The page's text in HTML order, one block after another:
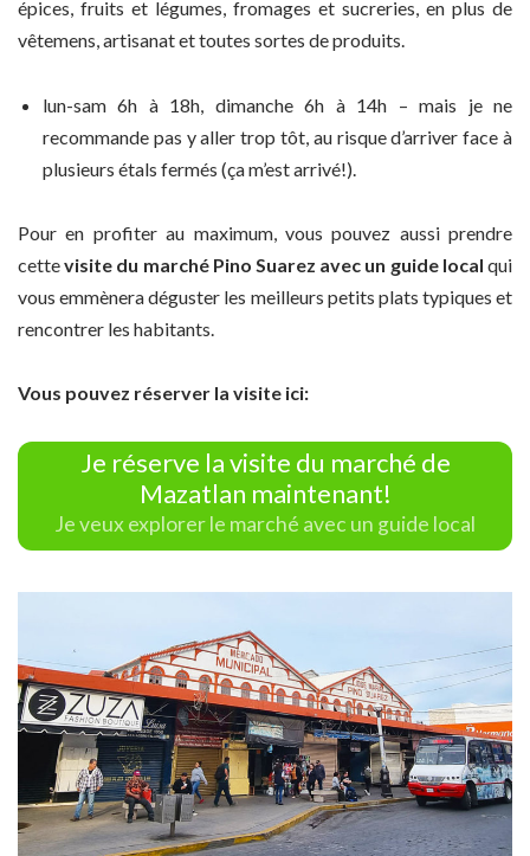
épices, fruits et légumes, fromages et sucreries, en plus de
vêtemens, artisanat et toutes sortes de produits.
lun-sam 6h à 18h, dimanche 6h à 14h – mais je ne
recommande pas y aller trop tôt, au risque d’arriver face à
plusieurs étals fermés (ça m’est arrivé!).
Pour en profiter au maximum, vous pouvez aussi prendre
cettevisite du marché Pino Suarez avec un guide local qui
vous emmènera déguster les meilleurs petits plats typiques et
rencontrer les habitants.
Vous pouvez réserver la visite ici:
Je réserve la visite du marché de
Mazatlan maintenant!
Je veux explorer le marché avec un guide local